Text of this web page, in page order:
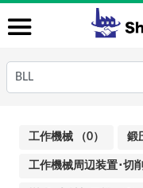
工作機械 （0） 鍛
工作機械周辺装置･切